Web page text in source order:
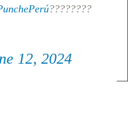
????????
12, 2024